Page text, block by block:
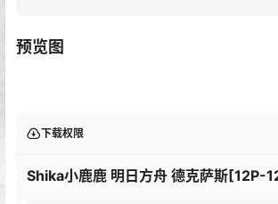
预览图
下载权限
Shika小鹿鹿 明日方舟 德克萨斯[12P-